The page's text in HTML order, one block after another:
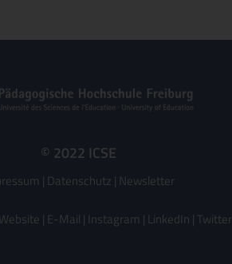
© 2022 ICSE
| Datenschutz | Newsletter
| E-Mail | Instagram | LinkedIn | Twitter